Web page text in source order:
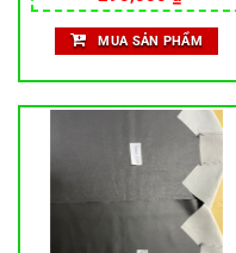
hạng5.00
5 sao
MUA SẢN PHẨM